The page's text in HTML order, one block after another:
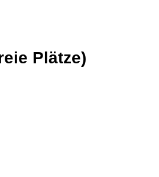
Plätze)